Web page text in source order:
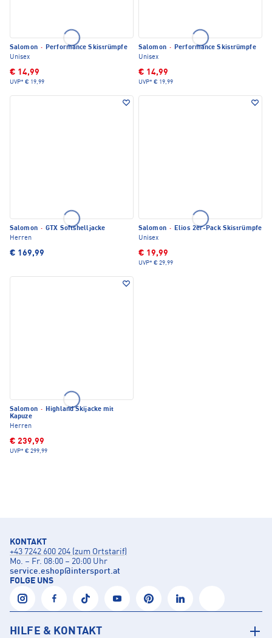
Salomon · Performance Skistrümpfe
Unisex
€ 14,99
UVP* € 19,99
Salomon · Performance Skistrümpfe
Unisex
€ 14,99
UVP* € 19,99
Salomon · GTX Softshelljacke
Herren
€ 169,99
Salomon · Elios 2er-Pack Skistrümpfe
Unisex
€ 19,99
UVP* € 29,99
Salomon · Highland Skijacke mit
Kapuze
Herren
€ 239,99
UVP* € 299,99
KONTAKT
+43 7242 600 204 (zum Ortstarif)
Mo. – Fr. 08:00 – 20:00 Uhr
service.eshop@intersport.at
FOLGE UNS
HILFE & KONTAKT